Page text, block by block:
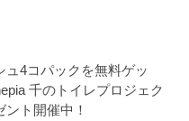
4コパックを無料ゲッ
千のトイレプロジェク
ント開催中！